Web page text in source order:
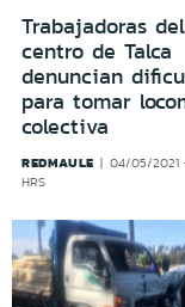
Trabajadoras del
centro de Talca
denuncian
para tomar
colectiva
REDMAULE
04/05/2021
HRS